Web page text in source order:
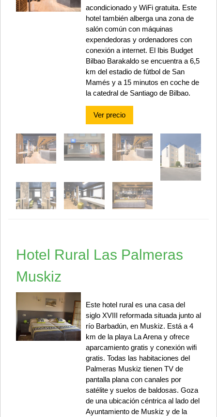
acondicionado y WiFi gratuita. Este
hotel también alberga una zona de
salón común con máquinas
expendedoras y ordenadores con
conexión a internet. El Ibis Budget
Bilbao Barakaldo se encuentra a 6,5
km del estadio de fútbol de San
Mamés y a 15 minutos en coche de
la catedral de Santiago de Bilbao.
Ver precio
Hotel Rural Las Palmeras
Muskiz
Este hotel rural es una casa del
siglo XVIII reformada situada junto al
río Barbadún, en Muskiz. Está a 4
km de la playa La Arena y ofrece
aparcamiento gratis y conexión wifi
gratis. Todas las habitaciones del
Palmeras Muskiz tienen TV de
pantalla plana con canales por
satélite y suelos de baldosas. Goza
de una ubicación céntrica al lado del
Ayuntamiento de Muskiz y de la